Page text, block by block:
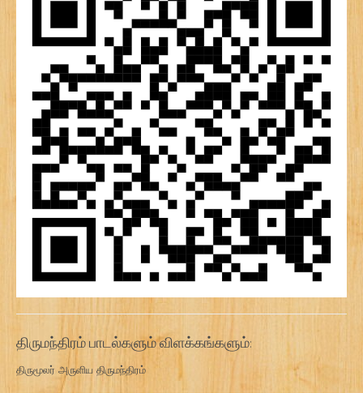
திருமந்திரம் பாடல்களும் விளக்கங்களும்:
திருமூலர் அருளிய திருமந்திரம்